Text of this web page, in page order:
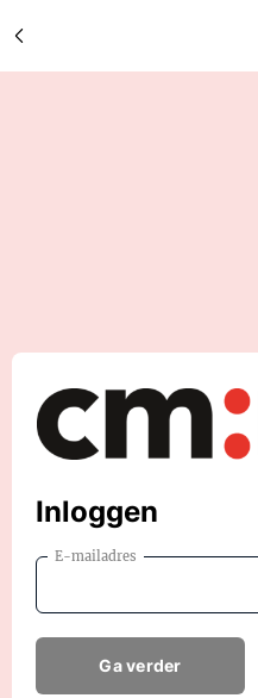
Inloggen
E-mailadres
Ga verder